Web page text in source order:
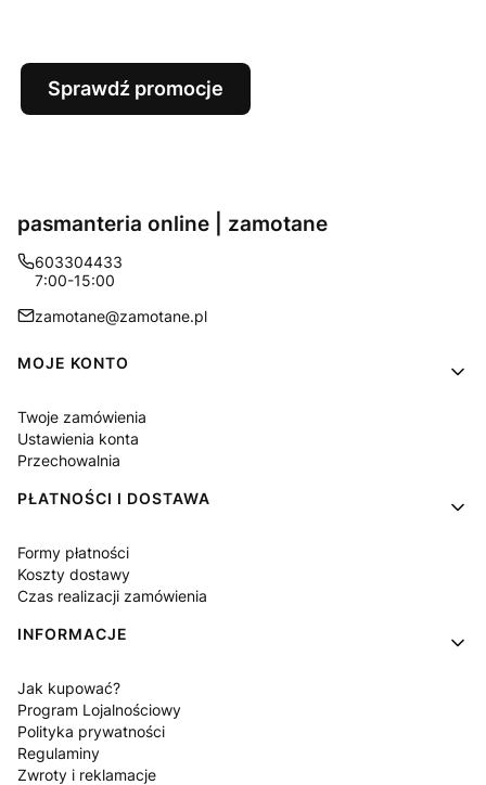
Sprawdź promocje
pasmanteria online | zamotane
603304433
7:00-15:00
zamotane@zamotane.pl
Linki w stopce
MOJE KONTO
Twoje zamówienia
Ustawienia konta
Przechowalnia
PŁATNOŚCI I DOSTAWA
Formy płatności
Koszty dostawy
Czas realizacji zamówienia
INFORMACJE
Jak kupować?
Program Lojalnościowy
Polityka prywatności
Regulaminy
Zwroty i reklamacje